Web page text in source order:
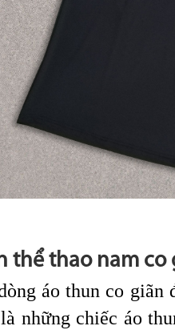
thể thao nam co
áo thun co
những chiếc áo